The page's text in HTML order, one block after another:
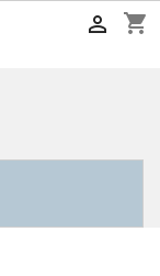
shopping_cart
